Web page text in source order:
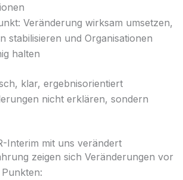
Veränderung wirksam umsetzen,
stabilisieren und Organisationen
halten
klar, ergebnisorientiert
nicht erklären, sondern
Interim mit uns verändert
zeigen sich Veränderungen vor